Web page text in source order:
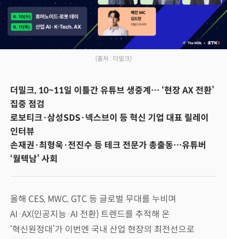
(출처 : 더밀크)
더밀크, 10~11일 이틀간 유튜브 생중계… ‘현장 AX 전환’
집중 점검
로보티크·삼성SDS·넥스브이 등 혁신 기업 대표 릴레이
인터뷰
손재권·최형욱·전진수 등 테크 전문가 총출동…유튜버
‘월텍남’ 사회
올해 CES, MWC, GTC 등 글로벌 무대를 누비며
AI·AX(인공지능·AI 전환) 트렌드를 추적해 온
‘혁신원정대’가 이번엔 국내 산업 현장의 최전선으로